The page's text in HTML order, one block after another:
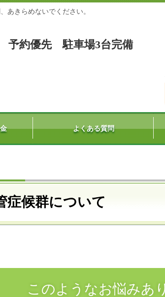
あきらめないでください。
予約優先 駐車場3台完備
５分）
よくある質問
症候群について
このようなお悩みあ